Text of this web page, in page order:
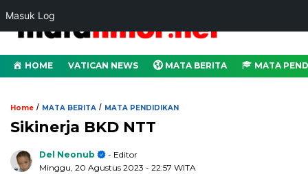
Masuk Log
HOME VATICAN NEWS MATA BERITA MATA
Home / MATA BERITA / MATA PENDIDIKAN
Sikinerja BKD NTT
Del Neonub
- Editor
Minggu, 20 Agustus 2023 - 22:57 WITA